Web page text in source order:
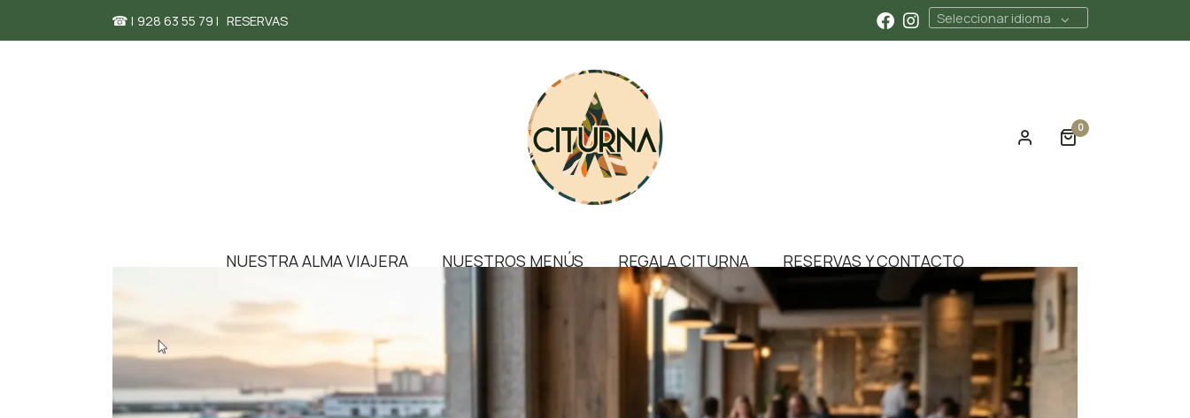
☎ | 928 63 55 79 | RESERVAS Seleccionar idioma
0
NUESTRA ALMA VIAJERA NUESTROS MENÚS REGALA CITURNA RESERVAS Y CONTACTO